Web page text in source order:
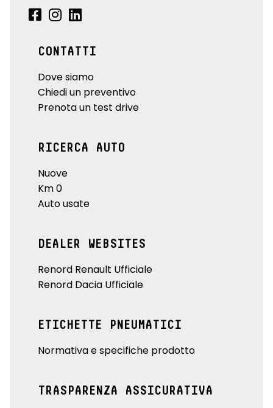
CONTATTI
Dove siamo
Chiedi un preventivo
Prenota un test drive
RICERCA AUTO
Nuove
Km 0
Auto usate
DEALER WEBSITES
Renord Renault Ufficiale
Renord Dacia Ufficiale
ETICHETTE PNEUMATICI
Normativa e specifiche prodotto
TRASPARENZA ASSICURATIVA